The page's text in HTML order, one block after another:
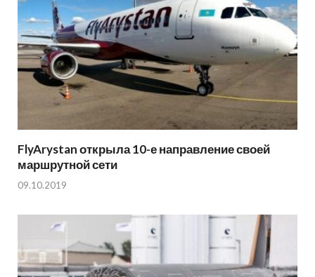
FlyArystan открыла 10-е направление своей
маршрутной сети
09.10.2019